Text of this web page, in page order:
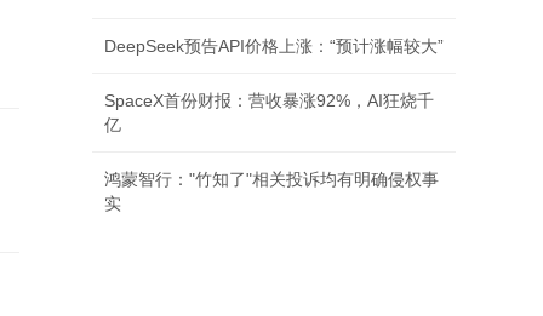
DeepSeek预告API价格上涨：“预计涨幅较大”
SpaceX首份财报：营收暴涨92%，AI狂烧千
亿
鸿蒙智行："竹知了"相关投诉均有明确侵权事
实